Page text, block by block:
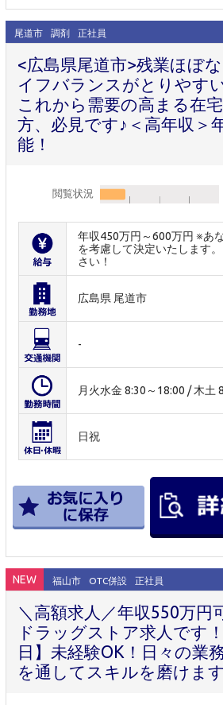
尾道市 調剤 正社員
<広島県尾道市>残業ほぼ
イフバランスがとりやす
これから需要の高まる在
方、必見です♪＜高年収＞
能！
閲覧状況
年収450万円～600万円 ※あ
を考慮して決定いたします
さい！
広島県 尾道市
-
月火水金 8:30～18:00 / 木土
日祝
NEW 福山市 OTC併設 正社員
＼高額求人／年収550万円
ドラッグストア求人です
日】未経験OK！日々の業
を通してスキルを磨けます